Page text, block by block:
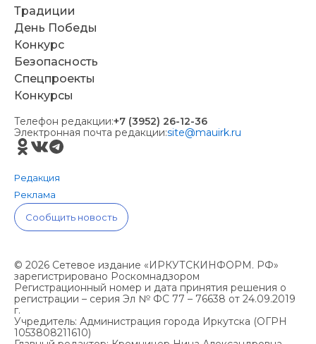
Традиции
День Победы
Конкурс
Безопасность
Спецпроекты
Конкурсы
Телефон редакции:+7 (3952) 26-12-36
Электронная почта редакции:site@mauirk.ru
Редакция
Реклама
Сообщить новость
© 2026 Сетевое издание «ИРКУТСКИНФОРМ. РФ»
зарегистрировано Роскомнадзором
Регистрационный номер и дата принятия решения о
регистрации – серия Эл № ФС 77 – 76638 от 24.09.2019
г.
Учредитель: Администрация города Иркутска (ОГРН
1053808211610)